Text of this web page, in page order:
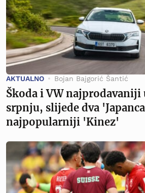
AKTUALNO Bojan Bajgorić Šantić
Škoda i VW najprodavaniji
srpnju, slijede dva
najpopularniji 'Kinez'